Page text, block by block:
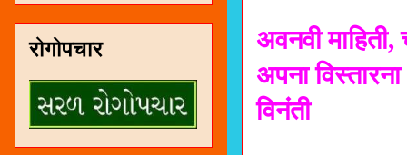
अवनवी
अपना
विनंती
रोगोपचार